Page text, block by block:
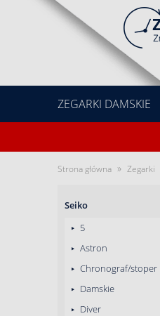
ZEGARKI DAMSKIE
Strona główna » Zegarki
Seiko
5
Astron
Chronograf/stoper
Damskie
Diver